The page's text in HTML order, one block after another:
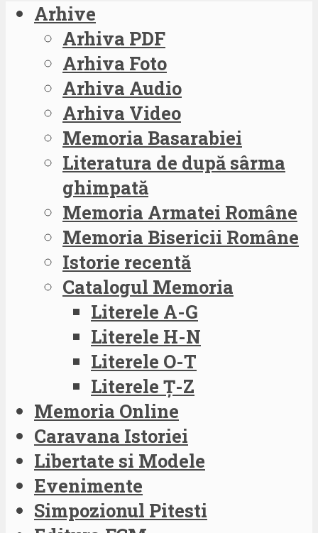
Arhive
Arhiva PDF
Arhiva Foto
Arhiva Audio
Arhiva Video
Memoria Basarabiei
Literatura de după sârma
ghimpată
Memoria Armatei Române
Memoria Bisericii Române
Istorie recentă
Catalogul Memoria
Literele A-G
Literele H-N
Literele O-T
Literele Ț-Z
Memoria Online
Caravana Istoriei
Libertate si Modele
Evenimente
Simpozionul Pitesti